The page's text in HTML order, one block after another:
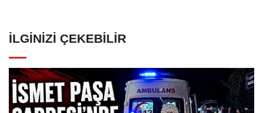
İLGINIZI ÇEKEBILIR